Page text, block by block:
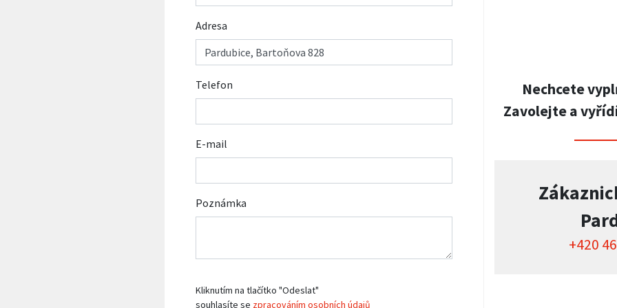
Adresa
Telefon
E-mail
Poznámka
Kliknutím na tlačítko "Odeslat"
souhlasíte se zpracováním osobních údajů
Nechcete
Zavolejte a
+420